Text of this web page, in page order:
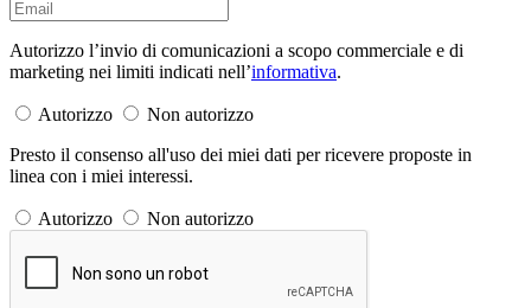
Autorizzo l’invio di comunicazioni a scopo commerciale e di
marketing nei limiti indicati nell’informativa.
Autorizzo
Non autorizzo
Presto il consenso all'uso dei miei dati per ricevere proposte in
linea con i miei interessi.
Autorizzo Non autorizzo